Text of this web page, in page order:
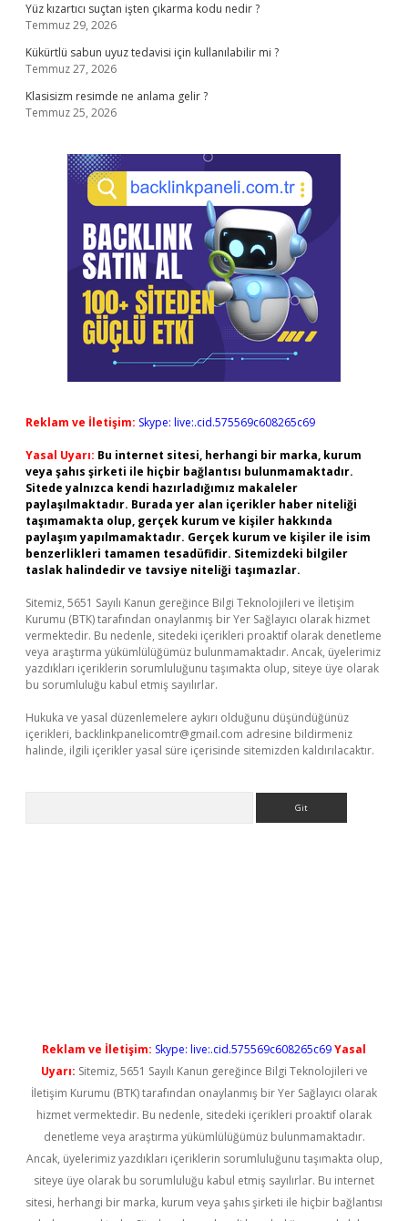
Yüz kızartıcı suçtan işten çıkarma kodu nedir ?
Temmuz 29, 2026
Kükürtlü sabun uyuz tedavisi için kullanılabilir mi ?
Temmuz 27, 2026
Klasisizm resimde ne anlama gelir ?
Temmuz 25, 2026
Reklam ve İletişim: Skype: live:.cid.575569c608265c69
Yasal Uyarı: Bu internet sitesi, herhangi bir marka, kurum
veya şahıs şirketi ile hiçbir bağlantısı bulunmamaktadır.
Sitede yalnızca kendi hazırladığımız makaleler
paylaşılmaktadır. Burada yer alan içerikler haber niteliği
taşımamakta olup, gerçek kurum ve kişiler hakkında
paylaşım yapılmamaktadır. Gerçek kurum ve kişiler ile isim
benzerlikleri tamamen tesadüfidir. Sitemizdeki bilgiler
taslak halindedir ve tavsiye niteliği taşımazlar.
Sitemiz, 5651 Sayılı Kanun gereğince Bilgi Teknolojileri ve İletişim
Kurumu (BTK) tarafından onaylanmış bir Yer Sağlayıcı olarak hizmet
vermektedir. Bu nedenle, sitedeki içerikleri proaktif olarak denetleme
veya araştırma yükümlülüğümüz bulunmamaktadır. Ancak, üyelerimiz
yazdıkları içeriklerin sorumluluğunu taşımakta olup, siteye üye olarak
bu sorumluluğu kabul etmiş sayılırlar.
Hukuka ve yasal düzenlemelere aykırı olduğunu düşündüğünüz
içerikleri, backlinkpanelicomtr@gmail.com adresine bildirmeniz
halinde, ilgili içerikler yasal süre içerisinde sitemizden kaldırılacaktır.
Reklam ve İletişim: Skype: live:.cid.575569c608265c69Yasal
Uyarı: Sitemiz, 5651 Sayılı Kanun gereğince Bilgi Teknolojileri ve
İletişim Kurumu (BTK) tarafından onaylanmış bir Yer Sağlayıcı olarak
hizmet vermektedir. Bu nedenle, sitedeki içerikleri proaktif olarak
denetleme veya araştırma yükümlülüğümüz bulunmamaktadır.
Ancak, üyelerimiz yazdıkları içeriklerin sorumluluğunu taşımakta olup,
siteye üye olarak bu sorumluluğu kabul etmiş sayılırlar. Bu internet
sitesi, herhangi bir marka, kurum veya şahıs şirketi ile hiçbir bağlantısı